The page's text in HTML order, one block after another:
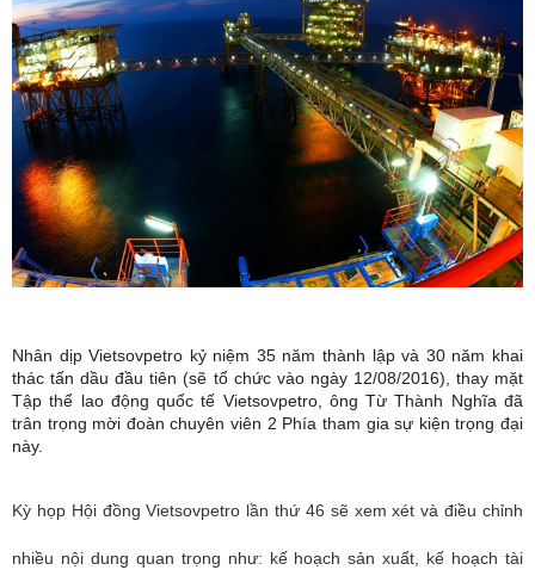
Nhân dịp Vietsovpetro kỷ niệm 35 năm thành lập và 30 năm khai
thác tấn dầu đầu tiên (sẽ tổ chức vào ngày 12/08/2016), thay mặt
Tập thể lao động quốc tế Vietsovpetro, ông Từ Thành Nghĩa đã
trân trọng mời đoàn chuyên viên 2 Phía tham gia sự kiện trọng đại
này.
Kỳ họp Hội đồng Vietsovpetro lần thứ 46 sẽ xem xét và điều chỉnh
nhiều nội dung quan trọng như: kế hoạch sản xuất, kế hoạch tài